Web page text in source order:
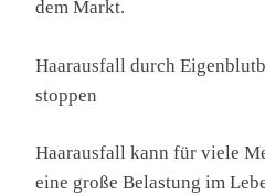
dem Markt.
Haarausfall durch
stoppen
Haarausfall kann für viele
eine große Belastung im